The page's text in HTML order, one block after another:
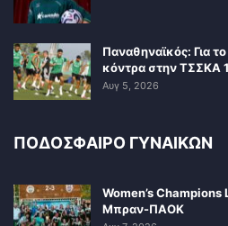
Παναθηναϊκός: Για
κόντρα στην ΤΣΣΚΑ
Αυγ 5, 2026
ΠΟΔΟΣΦΑΙΡΟ ΓΥΝΑΙΚΩΝ
Women’s
Μπραν-ΠΑΟΚ